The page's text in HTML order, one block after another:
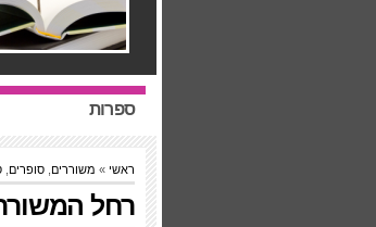
ספרות
ראשי » משוררים סופרים
רחל